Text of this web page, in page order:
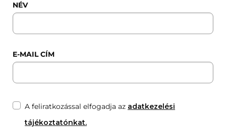
NÉV
E-MAIL CÍM
A feliratkozással elfogadja az adatkezelési
tájékoztatónkat.